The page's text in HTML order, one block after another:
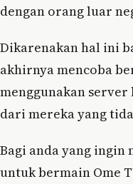
dengan orang luar
Dikarenakan hal ini
akhirnya mencoba
menggunakan
dari mereka yang
Bagi anda yang ingin
untuk bermain Ome